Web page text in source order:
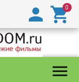


